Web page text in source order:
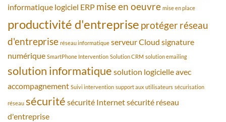
informatique logiciel ERP mise en oeuvre mise en place
productivité d'entreprise protégerréseau
d'entreprise réseau informatique serveur Cloud signature
numérique SmartPhone Intervention Solution CRM solution emailing
solution informatique solution logicielle avec
accompagnement Suivi intervention support aux utilisateurs sécurisation
réseau sécurité sécurité Internetsécurité réseau
d'entreprise